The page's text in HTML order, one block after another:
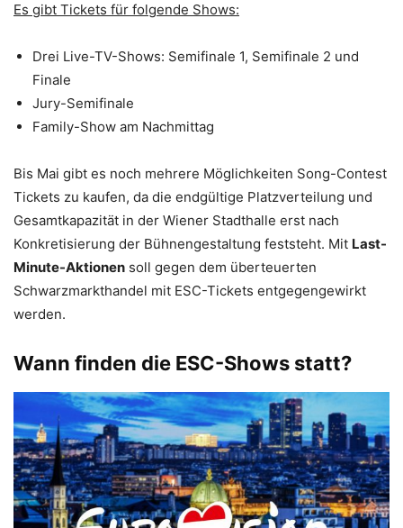
Es gibt Tickets für folgende Shows:
Drei Live-TV-Shows: Semifinale 1, Semifinale 2 und
Finale
Jury-Semifinale
Family-Show am Nachmittag
Bis Mai gibt es noch mehrere Möglichkeiten Song-Contest
Tickets zu kaufen, da die endgültige Platzverteilung und
Gesamtkapazität in der Wiener Stadthalle erst nach
Konkretisierung der Bühnengestaltung feststeht. Mit Last-
Minute-Aktionen soll gegen dem überteuerten
Schwarzmarkthandel mit ESC-Tickets entgegengewirkt
werden.
Wann finden die ESC-Shows statt?